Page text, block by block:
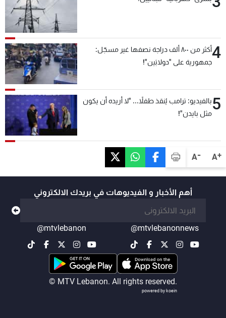
A+
A-
4
أكثر من ٨٠٠ ألف دراجة نصفها غير مسجّل:
جمهورية على "دولابَين"!
5بالفيديو: ترامب يُنقذ طفلاً... "لا أريده أن يكون
مثل بايدن"!
أهم الأخبار و الفيديوهات في بريدك الالكتروني
@mtvlebanonnews
@mtvlebanon
© MTV Lebanon. All rights reserved.
powered by koein